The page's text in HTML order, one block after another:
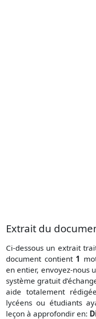
Extrait du
Ci-dessous un extrait
document contient 1
en entier, envoyez-nous
système gratuit
aide totalement
lycéens ou étudiants
leçon à approfondir en: